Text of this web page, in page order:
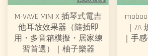
M-VAVE MINI X 插琴式電吉
他耳放效果器（隨插即
用・多音箱模擬・居家練
習首選）｜柚子樂器
｜
｜手